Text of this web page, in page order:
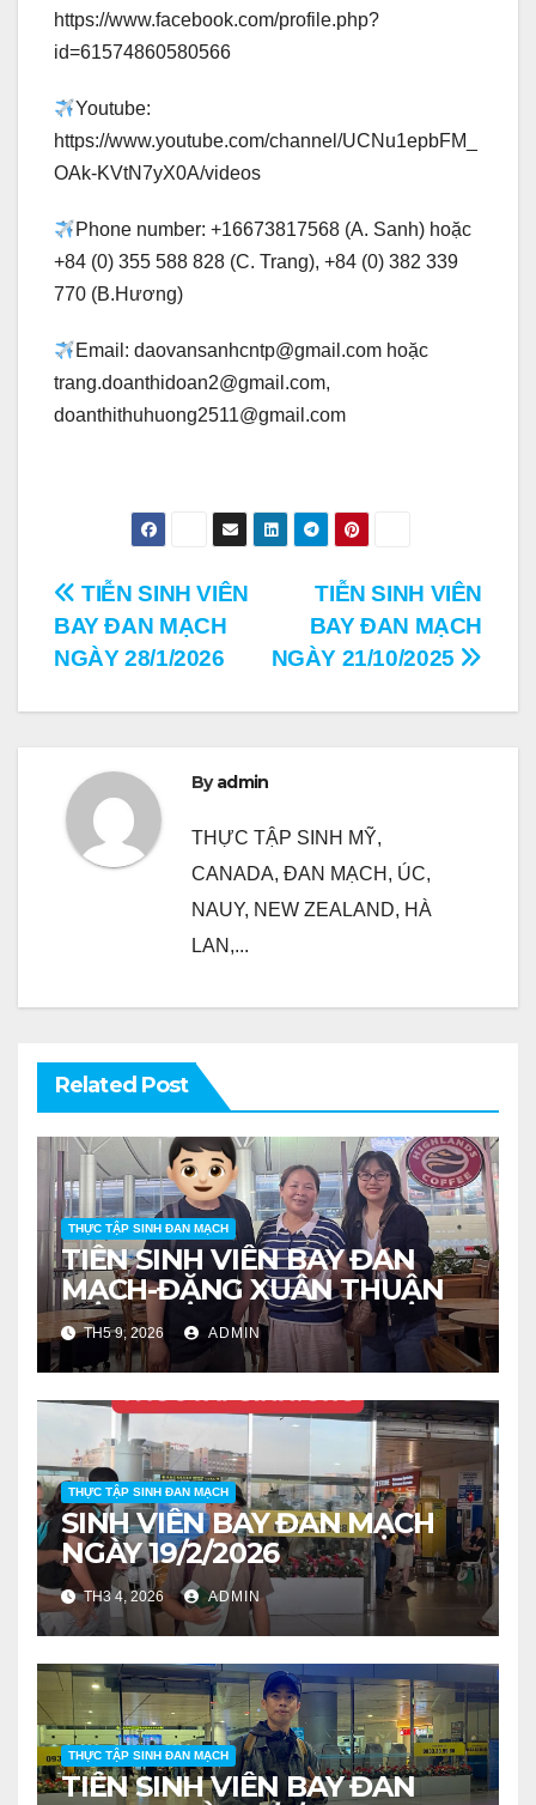
https://www.facebook.com/profile.php?
id=61574860580566
Youtube:
https://www.youtube.com/channel/UCNu1epbFM_
OAk-KVtN7yX0A/videos
Phone number: +16673817568 (A. Sanh) hoặc
+84 (0) 355 588 828 (C. Trang), +84 (0) 382 339
770 (B.Hương)
Email: daovansanhcntp@gmail.com hoặc
trang.doanthidoan2@gmail.com,
doanthithuhuong2511@gmail.com
Điều
hướng
bài
TIỄN SINH VIÊN
BAY ĐAN MẠCH
NGÀY 21/10/2025
TIỄN SINH VIÊN
BAY ĐAN MẠCH
NGÀY 28/1/2026
Byadmin
THỰC TẬP SINH MỸ,
CANADA, ĐAN MẠCH, ÚC,
NAUY, NEW ZEALAND, HÀ
LAN,...
Related Post
THỰC TẬP SINH ĐAN MẠCH
TIỄN SINH VIÊN BAY ĐAN
MẠCH-ĐẶNG XUÂN THUẬN
TH5 9, 2026 ADMIN
THỰC TẬP SINH ĐAN MẠCH
SINH VIÊN BAY ĐAN MẠCH
NGÀY 19/2/2026
TH3 4, 2026 ADMIN
THỰC TẬP SINH ĐAN MẠCH
TIỄN SINH VIÊN BAY ĐAN